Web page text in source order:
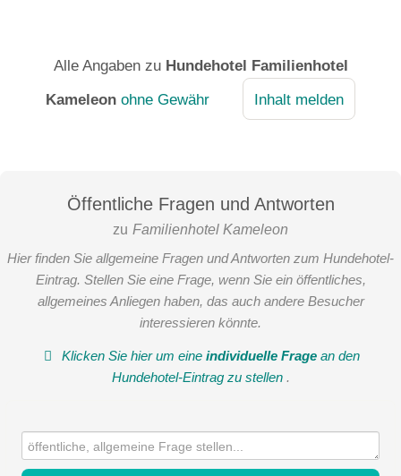
Alle Angaben zu Hundehotel Familienhotel
Kameleon ohne Gewähr Inhalt melden
Öffentliche Fragen und Antworten
zu Familienhotel Kameleon
Hier finden Sie allgemeine Fragen und Antworten zum Hundehotel-
Eintrag. Stellen Sie eine Frage, wenn Sie ein öffentliches,
allgemeines Anliegen haben, das auch andere Besucher
interessieren könnte.
Klicken Sie hier um eineindividuelle Frage an den
Hundehotel-Eintrag zu stellen .